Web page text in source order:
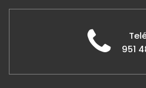
951